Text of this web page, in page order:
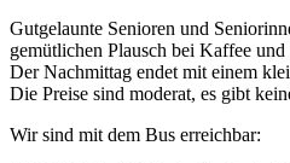
Gutgelaunte Senioren und
gemütlichen Plausch bei Kaffee
Der Nachmittag endet mit einem
Die Preise sind moderat, es gibt
Wir sind mit dem Bus erreichbar: